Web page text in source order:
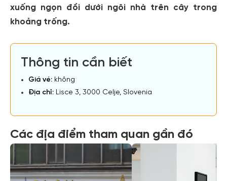
xuống ngọn đồi dưới ngôi nhà trên cây trong
khoảng trống.
Thông tin cần biết
Giá vé: không
Địa chỉ: Lisce 3, 3000 Celje, Slovenia
Các địa điểm tham quan gần đó